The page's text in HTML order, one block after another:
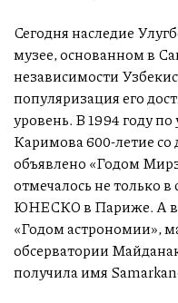
Сегодня наследие
музее, основанном в
независимости
популяризация его
уровень. В 1994 году
Каримова 600-летие
объявлено «Годом
отмечалось не только
ЮНЕСКО в Париже. А в
«Годом астрономии»,
обсерватории
получила имя